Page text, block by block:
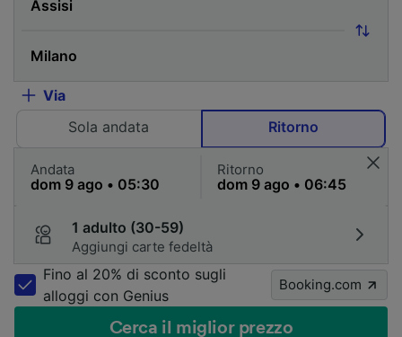
Via
Sola andata
Ritorno
Andata Ritorno
1 adulto (30-59)
Aggiungi carte fedeltà
Fino al 20% di sconto sugli
alloggi con Genius
Booking.com
Cerca il miglior prezzo